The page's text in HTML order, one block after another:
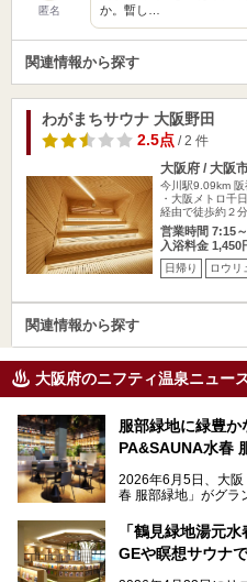
匿名
か。暫し…
関連情報から探す
わがまちサウナ 大阪野田
2.5点/ 2 件
大阪府 / 大阪
今川駅9.09km
・大阪メトロ千
経由で徒歩約２
営業時間 7:15
入浴料金 1,450
日帰り ロウリ
関連情報から探す
大阪府のニフティ温泉ニュー
服部緑地に緑豊
PA&SAUNA水春
2026年6月5日、大阪
春 服部緑地」がグラ
当初の計画から約5
サウナ・岩盤浴・フ
を融合した、これま
「鶴見緑地湯元
GEや瞑想サウナ